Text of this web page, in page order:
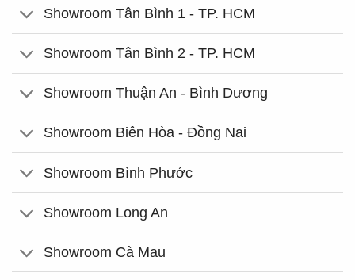
Showroom Tân Bình 1 - TP. HCM
Showroom Tân Bình 2 - TP. HCM
Showroom Thuận An - Bình Dương
Showroom Biên Hòa - Đồng Nai
Showroom Bình Phước
Showroom Long An
Showroom Cà Mau